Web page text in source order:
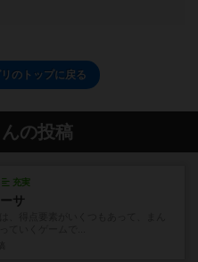
のトップに戻る
の投稿
充実
サ